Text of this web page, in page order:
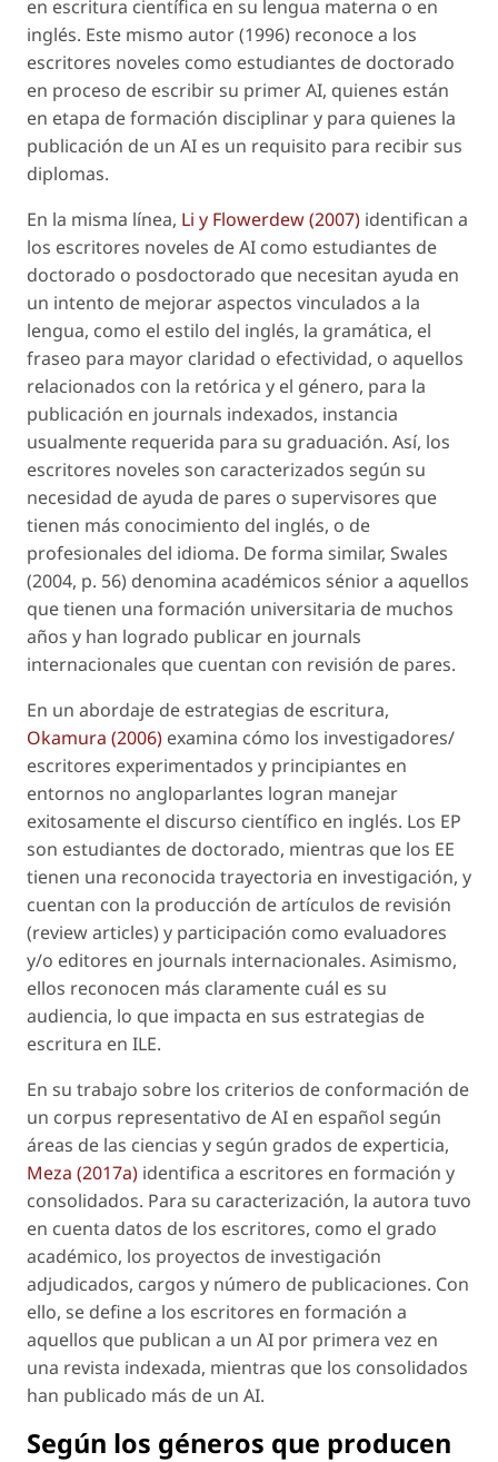
en escritura científica en su lengua materna o en
inglés. Este mismo autor (1996) reconoce a los
escritores noveles como estudiantes de doctorado
en proceso de escribir su primer AI, quienes están
en etapa de formación disciplinar y para quienes la
publicación de un AI es un requisito para recibir sus
diplomas.
En la misma línea, Li y Flowerdew (2007) identifican a
los escritores noveles de AI como estudiantes de
doctorado o posdoctorado que necesitan ayuda en
un intento de mejorar aspectos vinculados a la
lengua, como el estilo del inglés, la gramática, el
fraseo para mayor claridad o efectividad, o aquellos
relacionados con la retórica y el género, para la
publicación en journals indexados, instancia
usualmente requerida para su graduación. Así, los
escritores noveles son caracterizados según su
necesidad de ayuda de pares o supervisores que
tienen más conocimiento del inglés, o de
profesionales del idioma. De forma similar, Swales
(2004, p. 56) denomina académicos sénior a aquellos
que tienen una formación universitaria de muchos
años y han logrado publicar en journals
internacionales que cuentan con revisión de pares.
En un abordaje de estrategias de escritura,
Okamura (2006) examina cómo los investigadores/
escritores experimentados y principiantes en
entornos no angloparlantes logran manejar
exitosamente el discurso científico en inglés. Los EP
son estudiantes de doctorado, mientras que los EE
tienen una reconocida trayectoria en investigación, y
cuentan con la producción de artículos de revisión
(review articles) y participación como evaluadores
y/o editores en journals internacionales. Asimismo,
ellos reconocen más claramente cuál es su
audiencia, lo que impacta en sus estrategias de
escritura en ILE.
En su trabajo sobre los criterios de conformación de
un corpus representativo de AI en español según
áreas de las ciencias y según grados de experticia,
Meza (2017a) identifica a escritores en formación y
consolidados. Para su caracterización, la autora tuvo
en cuenta datos de los escritores, como el grado
académico, los proyectos de investigación
adjudicados, cargos y número de publicaciones. Con
ello, se define a los escritores en formación a
aquellos que publican a un AI por primera vez en
una revista indexada, mientras que los consolidados
han publicado más de un AI.
Según los géneros que producen